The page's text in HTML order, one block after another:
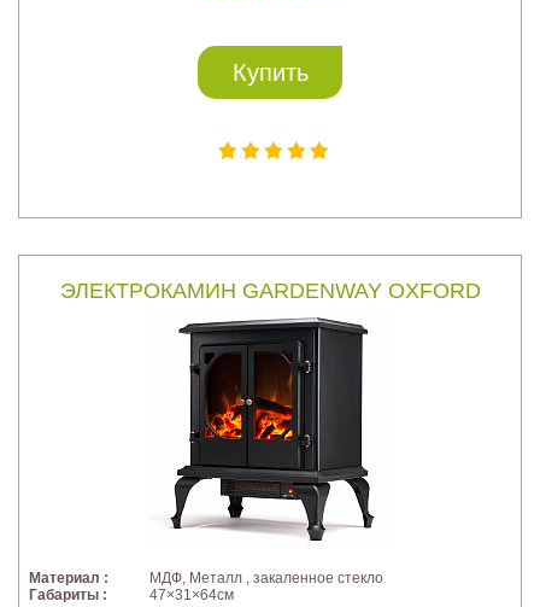
Купить
ЭЛЕКТРОКАМИН GARDENWAY OXFORD
Материал :
МДФ, Металл , закаленное стекло
Габариты :
47×31×64см